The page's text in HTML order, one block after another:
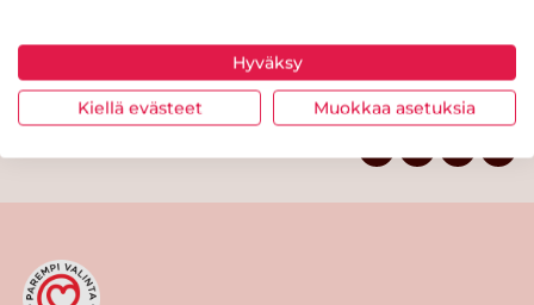
Hyväksy
Kiellä evästeet Muokkaa asetuksia